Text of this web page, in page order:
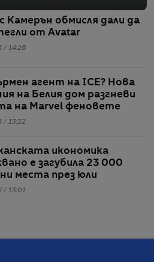
Камерън обмисля дали да
от Avatar
/ 14:26
агент на ICE? Нова
на Белия дом разгневи
на Marvel феновете
/ 13:32
икономика
е загубила 23 000
места през юли
/ 13:01